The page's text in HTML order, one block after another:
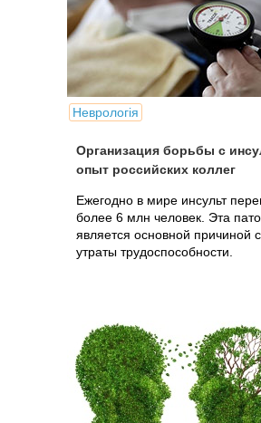
Неврологія
Организация борьбы с
опыт российских коллег
Ежегодно в мире инсульт
более 6 млн человек. Эта
является основной причиной
утраты трудоспособности.